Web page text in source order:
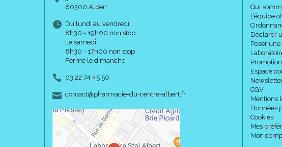
80300 Albert
Du lundi au vendredi
8h30 - 19h00 non stop
Le samedi
8h30 - 17h00 non stop
Fermé le dimanche
03 22 74 45 50
contact-
@-
pharmacie-du-centre-albert.fr
Qui
L’équipe
Déclarer
Poser
Espace
CGV
Mentions
Données
Cookies
Mes
Mon